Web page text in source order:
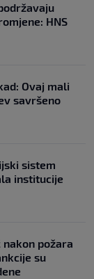
HNS
Ovaj mali
savršeno
sistem
institucije
požara
su